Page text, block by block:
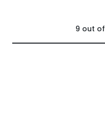
9 out of